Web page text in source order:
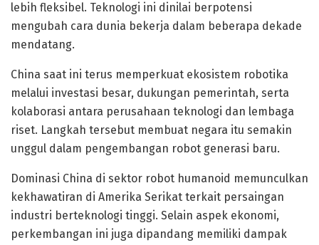
lebih fleksibel. Teknologi ini dinilai berpotensi
mengubah cara dunia bekerja dalam beberapa dekade
mendatang.
China saat ini terus memperkuat ekosistem robotika
melalui investasi besar, dukungan pemerintah, serta
kolaborasi antara perusahaan teknologi dan lembaga
riset. Langkah tersebut membuat negara itu semakin
unggul dalam pengembangan robot generasi baru.
Dominasi China di sektor robot humanoid memunculkan
kekhawatiran di Amerika Serikat terkait persaingan
industri berteknologi tinggi. Selain aspek ekonomi,
perkembangan ini juga dipandang memiliki dampak